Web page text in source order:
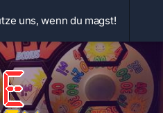
uns, wenn du magst!